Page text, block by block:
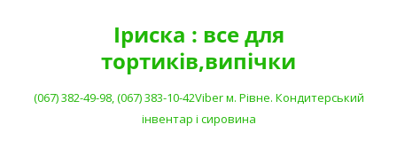
Іриска : все для
тортиків,випічки
(067) 382-49-98, (067) 383-10-42Viber м. Рівне. Кондитерський
інвентар і сировина